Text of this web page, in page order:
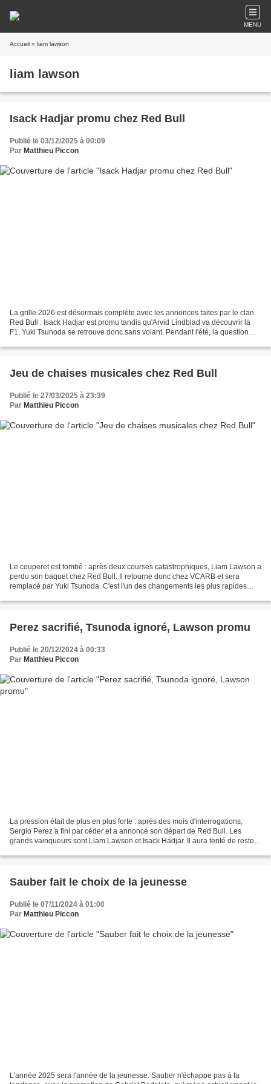
MENU
Accueil » liam lawson
liam lawson
Isack Hadjar promu chez Red Bull
Publié le 03/12/2025 à 00:09
Par Matthieu Piccon
La grille 2026 est désormais complète avec les annonces faites par le clan
Red Bull : Isack Hadjar est promu tandis qu'Arvid Lindblad va découvrir la
F1. Yuki Tsunoda se retrouve donc sans volant. Pendant l'été, la question
Jeu de chaises musicales chez Red Bull
Publié le 27/03/2025 à 23:39
Par Matthieu Piccon
Le couperet est tombé : après deux courses catastrophiques, Liam Lawson a
perdu son baquet chez Red Bull. Il retourne donc chez VCARB et sera
remplacé par Yuki Tsunoda. C'est l'un des changements les plus rapides
Perez sacrifié, Tsunoda ignoré, Lawson promu
Publié le 20/12/2024 à 00:33
Par Matthieu Piccon
La pression était de plus en plus forte : après des mois d'interrogations,
Sergio Perez a fini par céder et a annoncé son départ de Red Bull. Les
grands vainqueurs sont Liam Lawson et Isack Hadjar. Il aura tenté de rester
Sauber fait le choix de la jeunesse
Publié le 07/11/2024 à 01:00
Par Matthieu Piccon
L'année 2025 sera l'année de la jeunesse. Sauber n'échappe pas à la